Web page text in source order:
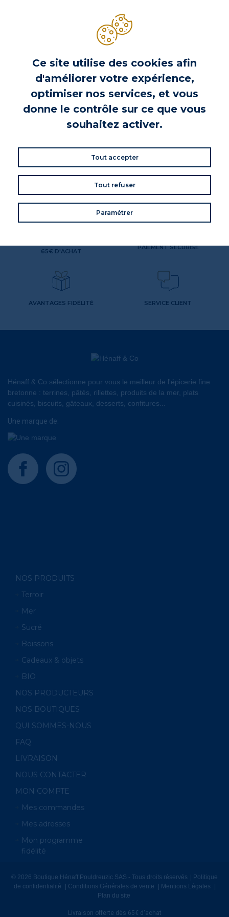
Ce site utilise des cookies afin
d'améliorer votre expérience,
optimiser nos services, et vous
donne le contrôle sur ce que vous
souhaitez activer.
Tout accepter
Tout refuser
Paramétrer
HÉNAFF
Couteau à huitre Hénaff
3
65€ D'ACHAT
PAIEMENT SÉCURISÉ
AVANTAGES FIDÉLITÉ SERVICE CLIENT
Hénaff & Co sélectionne pour vous le meilleur de l'épicerie fine
bretonne : terrines, pâtés, rillettes, produits de la mer, plats
cuisinés, biscuits, gâteaux, desserts, confitures...
Une marque de:
facebook instagram
NOS PRODUITS
Terroir
Mer
Sucré
Boissons
Cadeaux & objets
BIO
NOS PRODUCTEURS
NOS BOUTIQUES
QUI SOMMES-NOUS
FAQ
LIVRAISON
NOUS CONTACTER
MON COMPTE
Mes commandes
Mes adresses
Mon programme
fidélité
© 2026 Boutique Hénaff Pouldreuzic SAS - Tous droits réservés
Politique
de confidentialité
Conditions Générales de vente
Mentions Légales
Plan du site
Livraison offerte dès 65€ d'achat